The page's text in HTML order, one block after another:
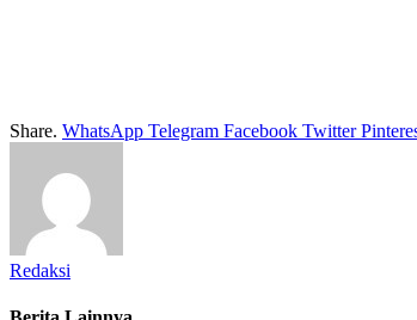
Share. WhatsApp Telegram Facebook Twitter
Redaksi